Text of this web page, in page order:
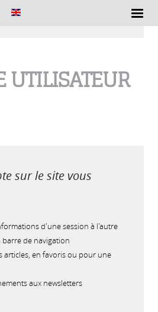
UTILISATEUR
sur le site vous
d'une session à l'autre
de navigation
articles, en favoris ou pour une
aux newsletters